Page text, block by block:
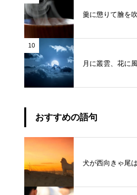
羹に懲りて膾を
10
月に叢雲、花に
おすすめの語句
犬が西向きゃ尾